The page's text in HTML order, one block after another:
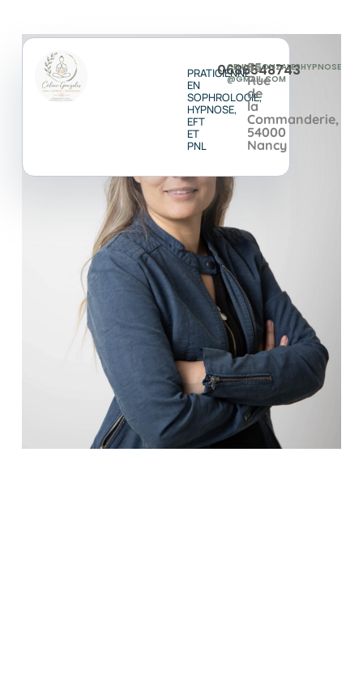
PRATICIENNE
EN
SOPHROLOGIE,
HYPNOSE,
EFT
ET
PNL
0686548743
CELINEGONZALESHYPNOSE
@GMAIL.COM
55
Rue
de
la
Commanderie,
54000
Nancy